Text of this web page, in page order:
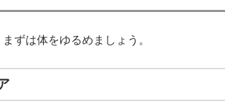
ずは体をゆるめましょう。